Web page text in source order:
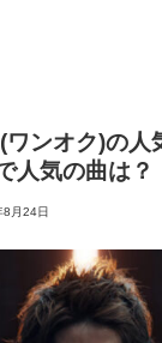
ンオク)の人
人気の曲は？
8月24日